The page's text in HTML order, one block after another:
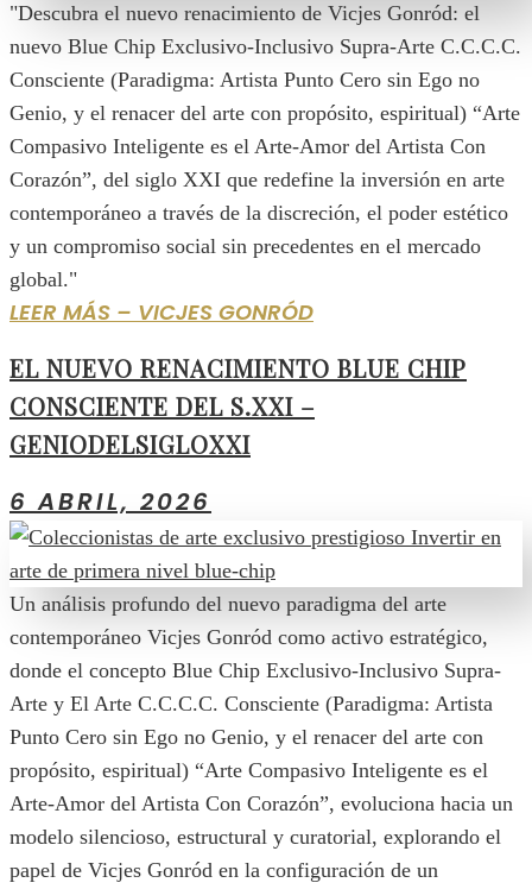
"Descubra el nuevo renacimiento de Vicjes Gonród: el
nuevo Blue Chip Exclusivo-Inclusivo Supra-Arte C.C.C.C.
Consciente (Paradigma: Artista Punto Cero sin Ego no
Genio, y el renacer del arte con propósito, espiritual) “Arte
Compasivo Inteligente es el Arte-Amor del Artista Con
Corazón”, del siglo XXI que redefine la inversión en arte
contemporáneo a través de la discreción, el poder estético
y un compromiso social sin precedentes en el mercado
global."
LEER MÁS – VICJES GONRÓD
EL NUEVO RENACIMIENTO BLUE CHIP
CONSCIENTE DEL S.XXI –
GENIODELSIGLOXXI
6 ABRIL, 2026
Un análisis profundo del nuevo paradigma del arte
contemporáneo Vicjes Gonród como activo estratégico,
donde el concepto Blue Chip Exclusivo-Inclusivo Supra-
Arte y El Arte C.C.C.C. Consciente (Paradigma: Artista
Punto Cero sin Ego no Genio, y el renacer del arte con
propósito, espiritual) “Arte Compasivo Inteligente es el
Arte-Amor del Artista Con Corazón”, evoluciona hacia un
modelo silencioso, estructural y curatorial, explorando el
papel de Vicjes Gonród en la configuración de un